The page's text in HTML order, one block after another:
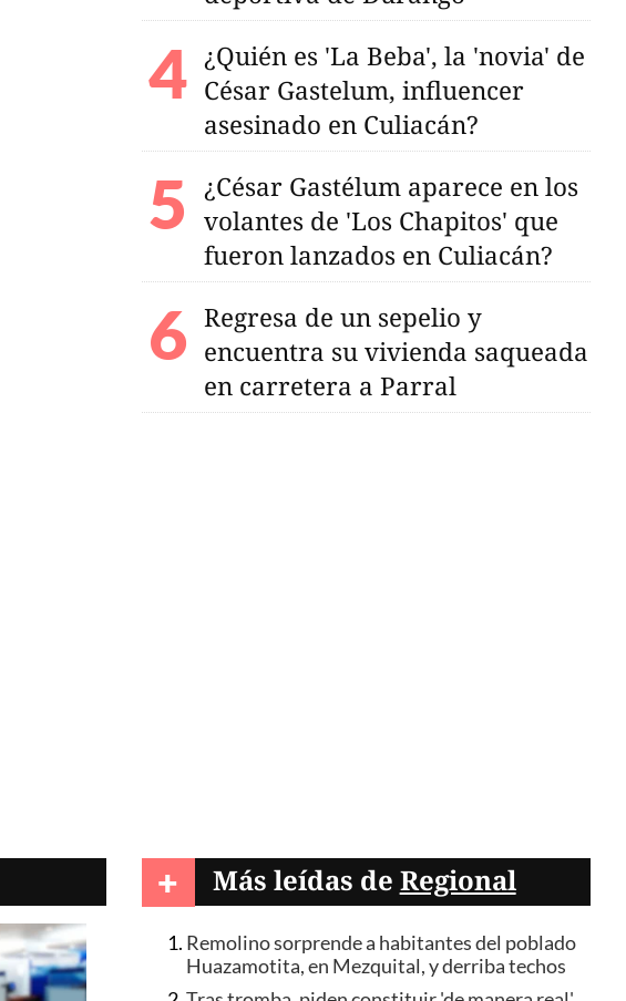
¿Quién es 'La Beba', la 'novia' de
César Gastelum, influencer
asesinado en Culiacán?
¿César Gastélum aparece en los
volantes de 'Los Chapitos' que
fueron lanzados en Culiacán?
Regresa de un sepelio y
encuentra su vivienda saqueada
en carretera a Parral
+ Más leídas de Regional
Remolino sorprende a habitantes del poblado
Huazamotita, en Mezquital, y derriba techos